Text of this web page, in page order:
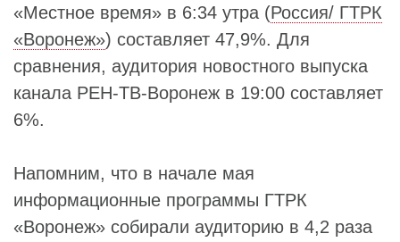
«Местное время» в 6:34 утра (Россия/ ГТРК
«Воронеж») составляет 47,9%. Для
сравнения, аудитория новостного выпуска
канала РЕН-ТВ-Воронеж в 19:00 составляет
6%.
Напомним, что в начале мая
информационные программы ГТРК
«Воронеж» собирали аудиторию в 4,2 раза